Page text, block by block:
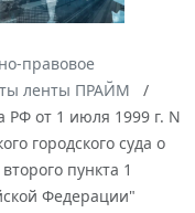
правовое
ленты ПРАЙМ
РФ от 1 июля 1999 г. N
городского суда о
пункта 1
Федерации"